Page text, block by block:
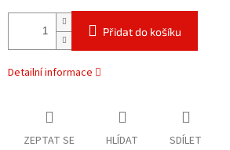
Přidat do košíku
Detailní informace
ZEPTAT SE HLÍDAT SDÍLET